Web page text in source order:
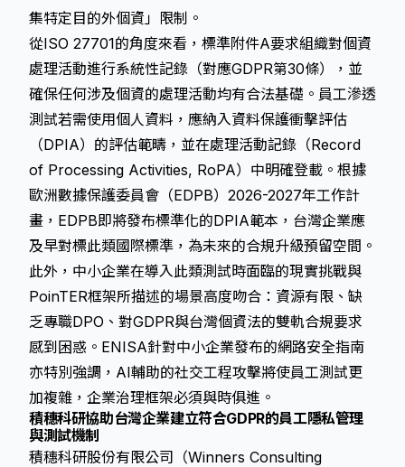
集特定目的外個資」限制。
從ISO 27701的角度來看，標準附件A要求組織對個資
處理活動進行系統性記錄（對應GDPR第30條），並
確保任何涉及個資的處理活動均有合法基礎。員工滲透
測試若需使用個人資料，應納入資料保護衝擊評估
（DPIA）的評估範疇，並在處理活動記錄（Record
of Processing Activities, RoPA）中明確登載。根據
歐洲數據保護委員會（EDPB）2026-2027年工作計
畫，EDPB即將發布標準化的DPIA範本，台灣企業應
及早對標此類國際標準，為未來的合規升級預留空間。
此外，中小企業在導入此類測試時面臨的現實挑戰與
PoinTER框架所描述的場景高度吻合：資源有限、缺
乏專職DPO、對GDPR與台灣個資法的雙軌合規要求
感到困惑。ENISA針對中小企業發布的網路安全指南
亦特別強調，AI輔助的社交工程攻擊將使員工測試更
加複雜，企業治理框架必須與時俱進。
積穗科研協助台灣企業建立符合GDPR的員工隱私管理
與測試機制
積穗科研股份有限公司（Winners Consulting